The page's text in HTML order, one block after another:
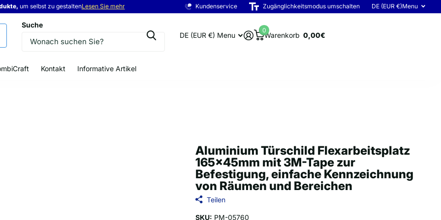
um selbst zu gestaltenLesen Sie mehr Kundenservice Zugänglichkeitsmodus umschalten DE (EUR €)Menu
Suche
DE (EUR €) Menu Warenkorb
0
0,00€
Kontakt Informative Artikel
Aluminium Türschild Flexarbeitsplatz
165x45mm mit 3M-Tape zur
Befestigung, einfache Kennzeichnung
von Räumen und Bereichen
Teilen
SKU: PM-05760